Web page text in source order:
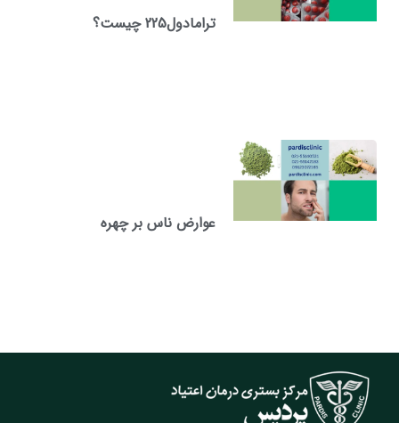
ترامادول225 چیست؟
عوارض ناس بر چهره